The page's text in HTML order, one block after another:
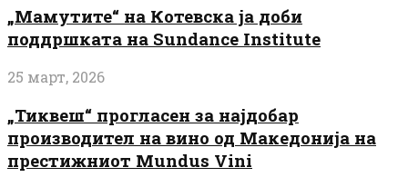
„Мамутите“ на Котевска ја доби
поддршката на Sundance Institute
25 март, 2026
„Тиквеш“ прогласен за најдобар
производител на вино од Македонија на
престижниот Mundus Vini